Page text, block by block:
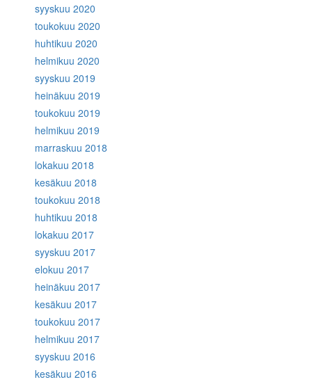
syyskuu 2020
toukokuu 2020
huhtikuu 2020
helmikuu 2020
syyskuu 2019
heinäkuu 2019
toukokuu 2019
helmikuu 2019
marraskuu 2018
lokakuu 2018
kesäkuu 2018
toukokuu 2018
huhtikuu 2018
lokakuu 2017
syyskuu 2017
elokuu 2017
heinäkuu 2017
kesäkuu 2017
toukokuu 2017
helmikuu 2017
syyskuu 2016
kesäkuu 2016